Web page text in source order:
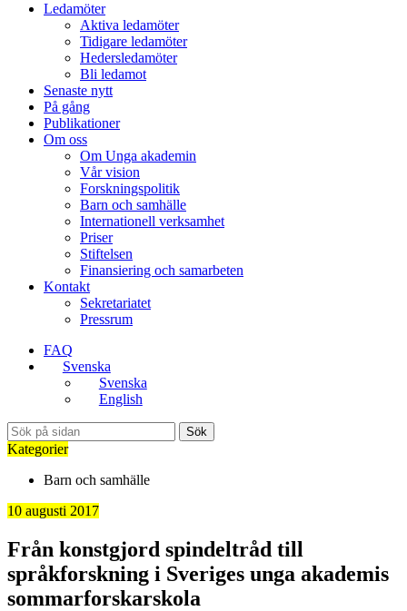
Ledamöter
Aktiva ledamöter
Tidigare ledamöter
Hedersledamöter
Bli ledamot
Senaste nytt
På gång
Publikationer
Om oss
Om Unga akademin
Vår vision
Forskningspolitik
Barn och samhälle
Internationell verksamhet
Priser
Stiftelsen
Finansiering och samarbeten
Kontakt
Sekretariatet
Pressrum
FAQ
Svenska
Svenska
English
Sök
Kategorier
Barn och samhälle
10 augusti 2017
Från konstgjord spindeltråd till
språkforskning i Sveriges unga akademis
sommarforskarskola